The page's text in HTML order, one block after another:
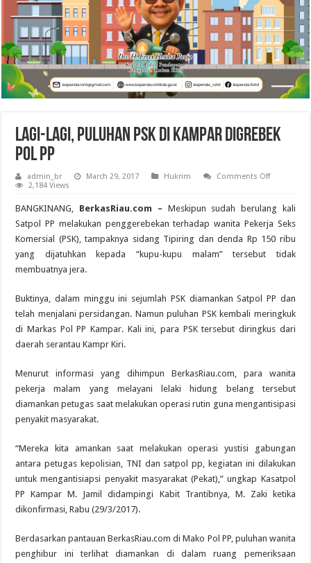
Lagi-lagi, Puluhan PSK di Kampar Digrebek
Pol PP
admin_br March 29, 2017 Hukrim Comments Offon
Puluhan
PSK
di
Kampar
Digrebek
PP
2,184 Views
BANGKINANG, BerkasRiau.com – Meskipun sudah berulang kali
Satpol PP melakukan penggerebekan terhadap wanita Pekerja Seks
Komersial (PSK), tampaknya sidang Tipiring dan denda Rp 150 ribu
yang dijatuhkan kepada “kupu-kupu malam” tersebut tidak
membuatnya jera.
Buktinya, dalam minggu ini sejumlah PSK diamankan Satpol PP dan
telah menjalani persidangan. Namun puluhan PSK kembali meringkuk
di Markas Pol PP Kampar. Kali ini, para PSK tersebut diringkus dari
daerah serantau Kampr Kiri.
Menurut informasi yang dihimpun BerkasRiau.com, para wanita
pekerja malam yang melayani lelaki hidung belang tersebut
diamankan petugas saat melakukan operasi rutin guna mengantisipasi
penyakit masyarakat.
“Mereka kita amankan saat melakukan operasi yustisi gabungan
antara petugas kepolisian, TNI dan satpol pp, kegiatan ini dilakukan
untuk mengantisiapsi penyakit masyarakat (Pekat),” ungkap Kasatpol
PP Kampar M. Jamil didampingi Kabit Trantibnya, M. Zaki ketika
dikonfirmasi, Rabu (29/3/2017).
Berdasarkan pantauan BerkasRiau.com di Mako Pol PP, puluhan wanita
penghibur ini terlihat diamankan di dalam ruang pemeriksaan